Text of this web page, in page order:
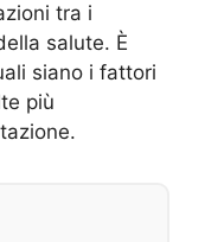
tra i
salute. È
siano i fattori
più